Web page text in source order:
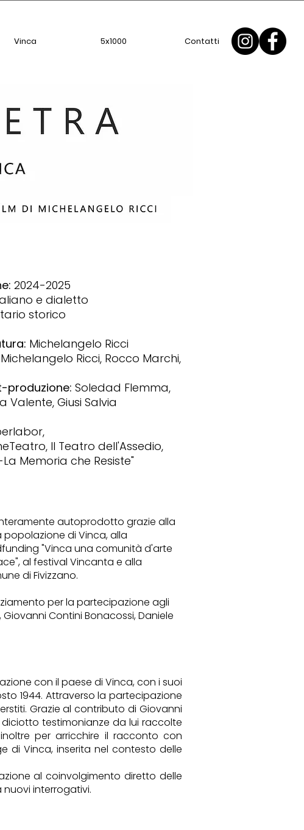
Vinca 5x1000 Contatti
2024-2025
e dialetto
storico
Michelangelo Ricci
Michelangelo Ricci, Rocco Marchi,
produzione: Soledad Flemma,
Valente, Giusi Salvia
Il Teatro dell'Assedio,
Memoria che Resiste"
autoprodotto grazie alla
di Vinca, alla
"Vinca una comunità d'arte
al festival Vincanta e alla
di Fivizzano.
per la partecipazione agli
Giovanni Contini Bonacossi, Daniele
con il paese di Vinca, con i suoi
1944. Attraverso la partecipazione
Grazie al contributo di Giovanni
testimonianze da lui raccolte
per arricchire il racconto con
di Vinca, inserita nel contesto delle
al coinvolgimento diretto delle
interrogativi.